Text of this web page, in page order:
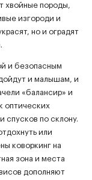
хвойные породы,
изгороди и
но и оградят
и безопасным
и малышам, и
«балансир» и
оптических
спусков по склону.
или
коворкинг на
зона и места
дополняют